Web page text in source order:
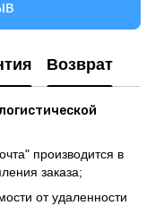
Возврат
производится в
заказа;
от удаленности